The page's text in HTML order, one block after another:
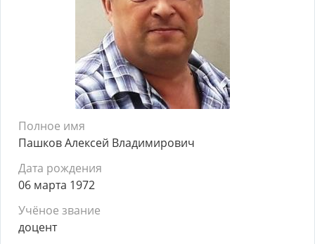
Полное имя
Пашков Алексей Владимирович
Дата рождения
06 марта 1972
Учёное звание
доцент